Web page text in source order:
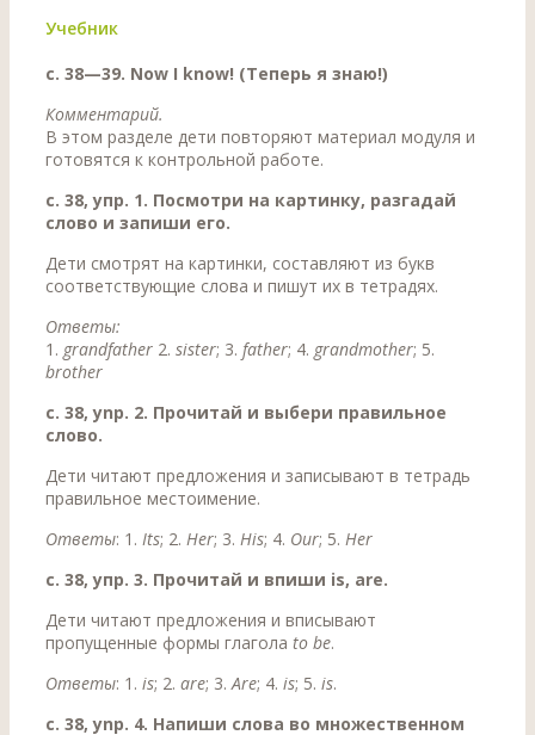
Учебник
с. 38—39. Now I know! (Теперь я знаю!)
Комментарий.
В этом разделе дети повторяют материал модуля и
готовятся к контрольной работе.
с. 38, упр. 1. Посмотри на картинку, разгадай
слово и запиши его.
Дети смотрят на картинки, составляют из букв
соответствующие слова и пишут их в тетрадях.
Ответы:
1. grandfather 2. sister; 3. father; 4. grandmother; 5.
brother
c. 38, ynp. 2. Прочитай и выбери правильное
слово.
Дети читают предложения и записывают в тетрадь
правильное местоимение.
Ответы: 1. Its; 2. Her; 3. His; 4. Our; 5. Her
c. 38, упр. 3. Прочитай и впиши is, are.
Дети читают предложения и вписывают
пропущенные формы глагола to be.
Ответы: 1. is; 2. are; 3. Are; 4. is; 5. is.
c. 38, ynp. 4. Напиши слова во множественном